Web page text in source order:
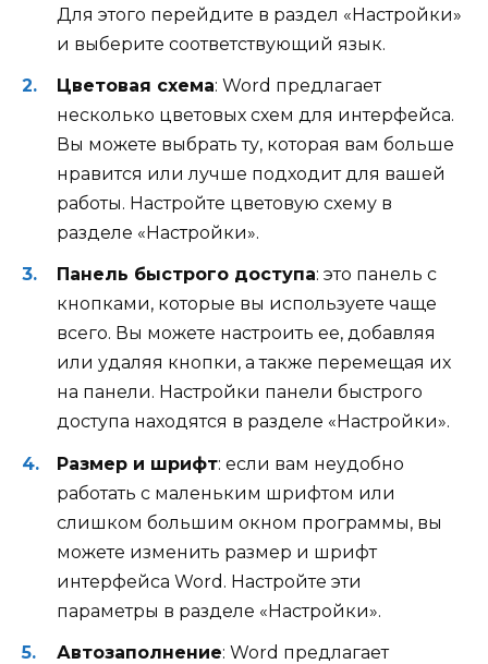
Для этого перейдите в раздел «Настройки»
и выберите соответствующий язык.
Цветовая схема: Word предлагает
несколько цветовых схем для интерфейса.
Вы можете выбрать ту, которая вам больше
нравится или лучше подходит для вашей
работы. Настройте цветовую схему в
разделе «Настройки».
Панель быстрого доступа: это панель с
кнопками, которые вы используете чаще
всего. Вы можете настроить ее, добавляя
или удаляя кнопки, а также перемещая их
на панели. Настройки панели быстрого
доступа находятся в разделе «Настройки».
Размер и шрифт: если вам неудобно
работать с маленьким шрифтом или
слишком большим окном программы, вы
можете изменить размер и шрифт
интерфейса Word. Настройте эти
параметры в разделе «Настройки».
Автозаполнение: Word предлагает